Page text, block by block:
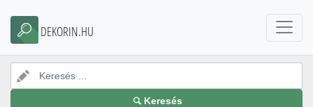
DEKORIN.HU
Keresés